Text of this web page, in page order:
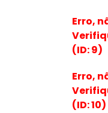
Erro,
(ID: 9)
Erro,
(ID: 10)